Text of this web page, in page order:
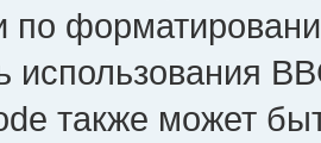
по
использования
также может